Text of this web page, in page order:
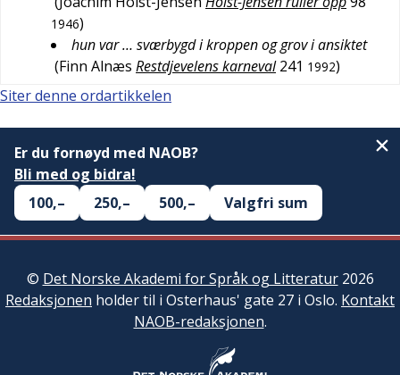
1946)
hun var … sværbygd i kroppen og grov i ansiktet
(Finn Alnæs Restdjevelens karneval 241 1992)
Siter denne ordartikkelen
Er du fornøyd med NAOB?
Bli med og bidra!
100,–
250,– 500,– Valgfri sum
© Det Norske Akademi for Språk og Litteratur2026
Redaksjonen holder til i Osterhaus' gate 27 i Oslo. Kontakt
NAOB-redaksjonen.